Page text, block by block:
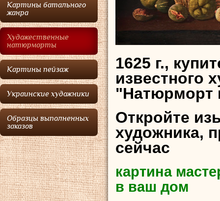
Картины батального
жанра
Художественные
натюрморты
Картины пейзаж
Украинские художники
Образцы выполненных
заказов
1625 г.,
известного
"Натюрморт
Откройте
художника,
сейчас
картина
в ваш дом